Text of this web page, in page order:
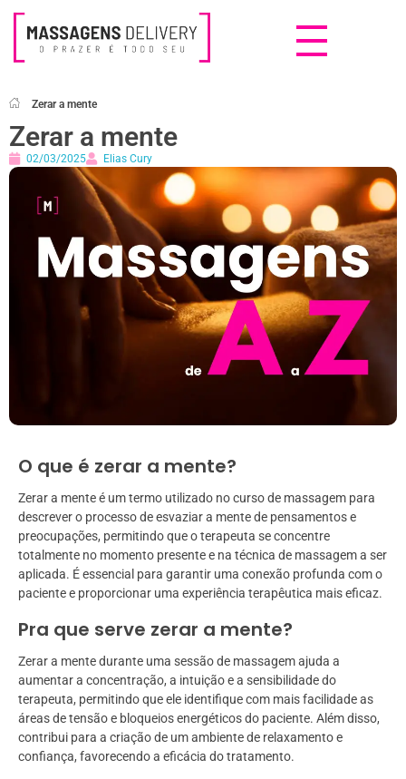
Zerar a mente
Zerar a mente
02/03/2025 Elias Cury
O que é zerar a mente?
Zerar a mente é um termo utilizado no curso de massagem para
descrever o processo de esvaziar a mente de pensamentos e
preocupações, permitindo que o terapeuta se concentre
totalmente no momento presente e na técnica de massagem a ser
aplicada. É essencial para garantir uma conexão profunda com o
paciente e proporcionar uma experiência terapêutica mais eficaz.
Pra que serve zerar a mente?
Zerar a mente durante uma sessão de massagem ajuda a
aumentar a concentração, a intuição e a sensibilidade do
terapeuta, permitindo que ele identifique com mais facilidade as
áreas de tensão e bloqueios energéticos do paciente. Além disso,
contribui para a criação de um ambiente de relaxamento e
confiança, favorecendo a eficácia do tratamento.